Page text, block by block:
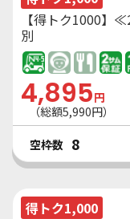
【得トク1000】
別
4,895円
（総額5,990円）
空枠数 8
得トク1,000